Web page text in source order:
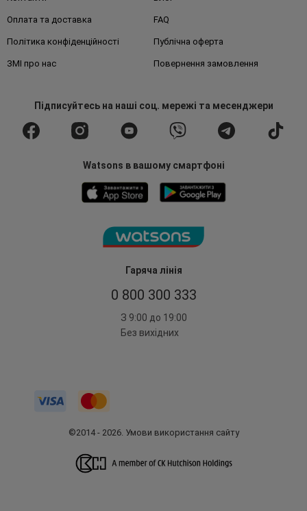
Гаряча лінія
0 800 300 333
З 9:00 до 19:00
Без вихідних
Оплата та доставка FAQ
Політика конфіденційності Публічна оферта
ЗМІ про нас Повернення замовлення
Підписуйтесьна наші соц. мережі та месенджери
Watsons в вашому смартфоні
©2014 - 2026. Умови використання сайту